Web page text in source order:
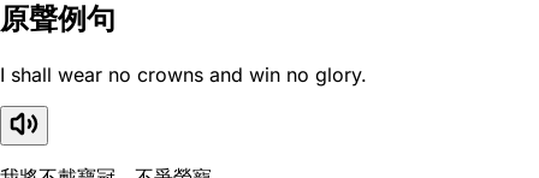
原聲例句
I shall wear no crowns and win no glory.